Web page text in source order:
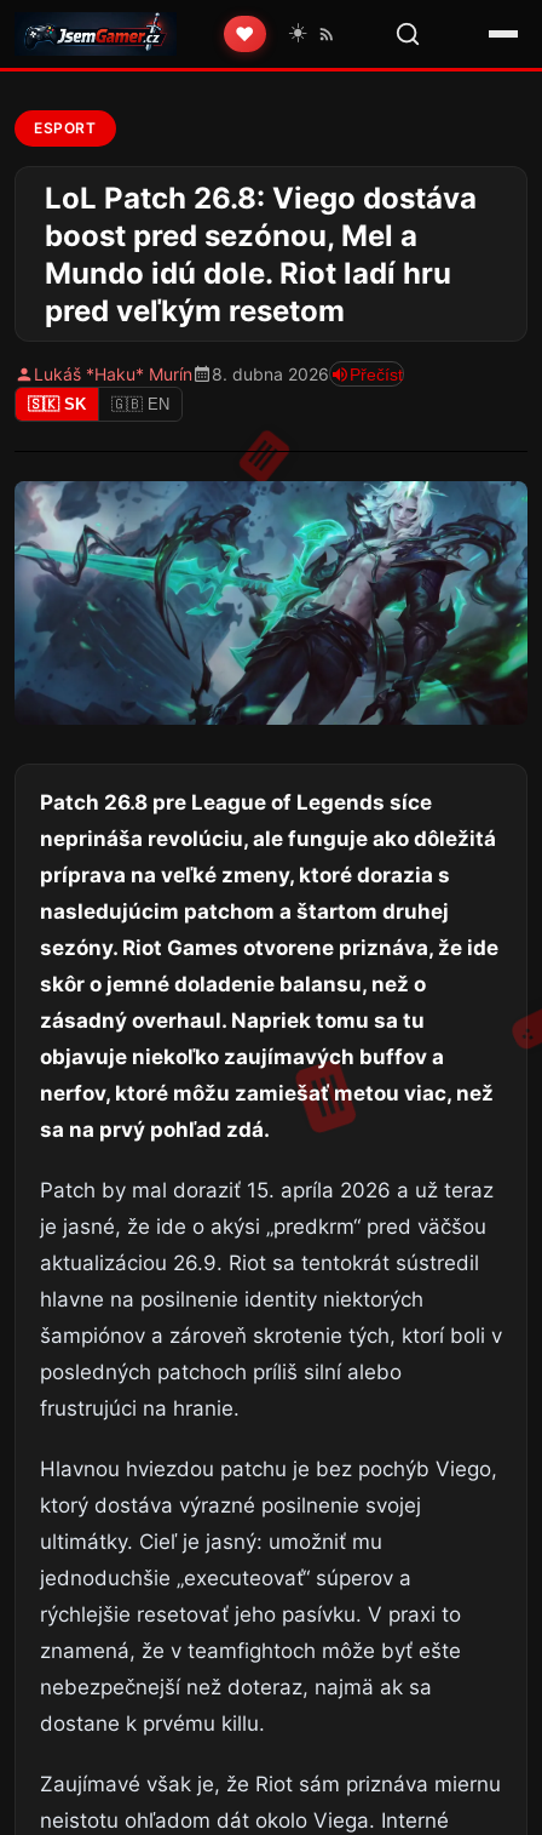
❤️ ☀️
ESPORT
LoL Patch 26.8: Viego dostáva
boost pred sezónou, Mel a
Mundo idú dole. Riot ladí hru
pred veľkým resetom
Lukáš *Haku* Murín 8. dubna 2026 Přečíst
🇸🇰 SK 🇬🇧 EN
Patch 26.8 pre League of Legends síce
neprináša revolúciu, ale funguje ako dôležitá
príprava na veľké zmeny, ktoré dorazia s
nasledujúcim patchom a štartom druhej
sezóny. Riot Games otvorene priznáva, že ide
skôr o jemné doladenie balansu, než o
zásadný overhaul. Napriek tomu sa tu
objavuje niekoľko zaujímavých buffov a
nerfov, ktoré môžu zamiešať metou viac, než
sa na prvý pohľad zdá.
Patch by mal doraziť 15. apríla 2026 a už teraz
je jasné, že ide o akýsi „predkrm“ pred väčšou
aktualizáciou 26.9. Riot sa tentokrát sústredil
hlavne na posilnenie identity niektorých
šampiónov a zároveň skrotenie tých, ktorí boli v
posledných patchoch príliš silní alebo
frustrujúci na hranie.
Hlavnou hviezdou patchu je bez pochýb Viego,
ktorý dostáva výrazné posilnenie svojej
ultimátky. Cieľ je jasný: umožniť mu
jednoduchšie „executeovať“ súperov a
rýchlejšie resetovať jeho pasívku. V praxi to
znamená, že v teamfightoch môže byť ešte
nebezpečnejší než doteraz, najmä ak sa
dostane k prvému killu.
Zaujímavé však je, že Riot sám priznáva miernu
neistotu ohľadom dát okolo Viega. Interné